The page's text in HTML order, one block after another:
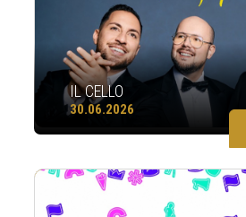
IL CELLO
30.06.2026